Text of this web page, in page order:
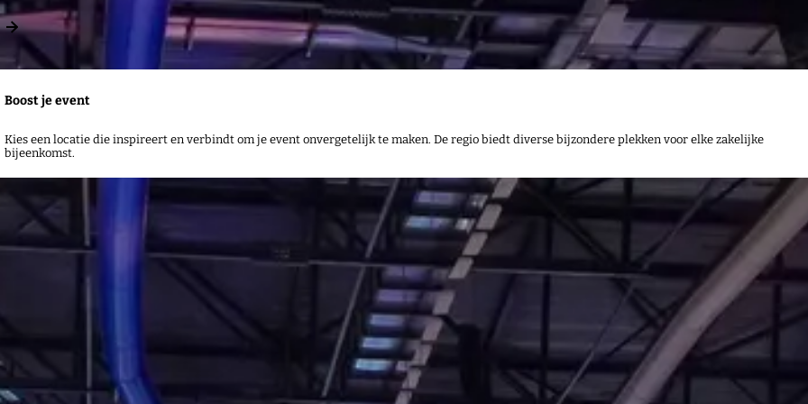
Boost je event
Kies een locatie die inspireert en verbindt om je event onvergetelijk te maken. De regio biedt diverse bijzondere plekken voor elke zakelijke
bijeenkomst.